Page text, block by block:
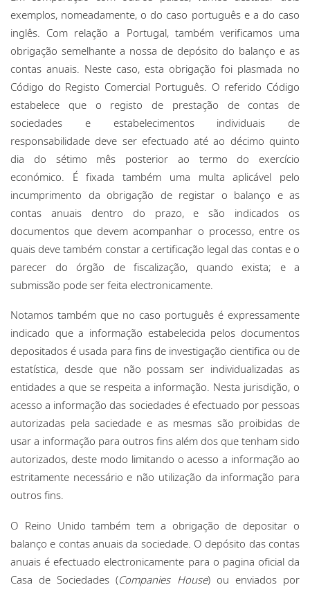
exemplos, nomeadamente, o do caso português e a do caso
inglês. Com relação a Portugal, também verificamos uma
obrigação semelhante a nossa de depósito do balanço e as
contas anuais. Neste caso, esta obrigação foi plasmada no
Código do Registo Comercial Português. O referido Código
estabelece que o registo de prestação de contas de
sociedades e estabelecimentos individuais de
responsabilidade deve ser efectuado até ao décimo quinto
dia do sétimo mês posterior ao termo do exercício
económico. É fixada também uma multa aplicável pelo
incumprimento da obrigação de registar o balanço e as
contas anuais dentro do prazo, e são indicados os
documentos que devem acompanhar o processo, entre os
quais deve também constar a certificação legal das contas e o
parecer do órgão de fiscalização, quando exista; e a
submissão pode ser feita electronicamente.
Notamos também que no caso português é expressamente
indicado que a informação estabelecida pelos documentos
depositados é usada para fins de investigação cientifica ou de
estatística, desde que não possam ser individualizadas as
entidades a que se respeita a informação. Nesta jurisdição, o
acesso a informação das sociedades é efectuado por pessoas
autorizadas pela saciedade e as mesmas são proibidas de
usar a informação para outros fins além dos que tenham sido
autorizados, deste modo limitando o acesso a informação ao
estritamente necessário e não utilização da informação para
outros fins.
O Reino Unido também tem a obrigação de depositar o
balanço e contas anuais da sociedade. O depósito das contas
anuais é efectuado electronicamente para o pagina oficial da
Casa de Sociedades (Companies House) ou enviados por